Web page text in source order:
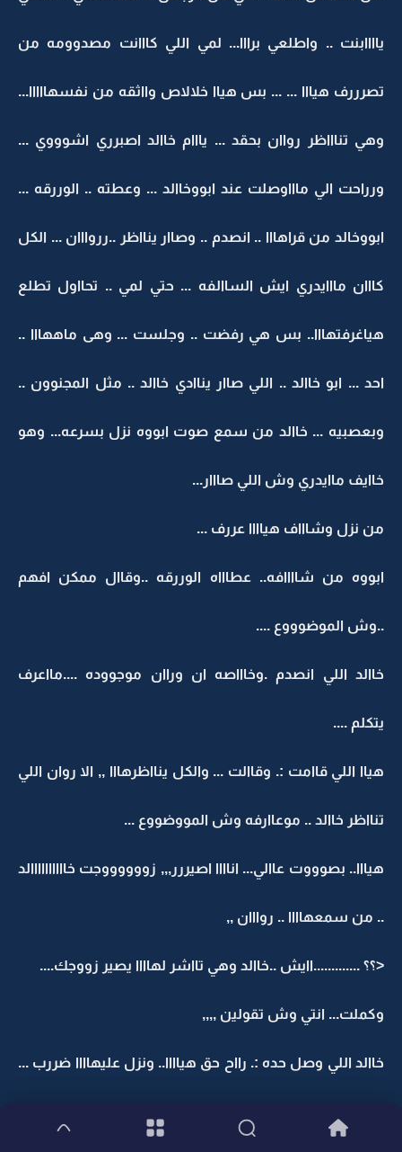
ياااابنت .. واطلعي برااا... لمي اللي كااانت مصدوومه من
تصرررف هيااا ... ... بس هياا خلالاص وااثقه من نفسهااااا...
وهي تناااظر رواان بحقد ... يااام خاالد اصبرري اشوووي ...
ورراحت الي ماااوصلت عند ابووخاالد ... وعطته .. الوررقه ...
ابووخالد من قراهااا .. انصدم .. وصاار ينااظر ..رروااان ... الكل
كااان مااايدري ايش الساالفه ... حتي لمي .. تحااول تطلع
هياغرفتهااا.. بس هي رفضت .. وجلست ... وهى ماههااا ..
احد ... ابو خاالد .. اللي صاار يناادي خاالد .. مثل المجنوون ..
وبعصبيه ... خاالد من سمع صوت ابووه نزل بسرعه... وهو
خاايف ماايدري وش اللي صااار...
من نزل وشاااف هياااا عررف ...
ابووه من شاااافه.. عطاااه الوررقه ..وقاال ممكن افهم
..وش الموضوووع ....
خاالد اللي انصدم .وخاااصه ان وراان موجووده ....مااعرف
يتكلم ....
هياا اللي قاامت :. وقاالت ... والكل ينااظرهااا ,, الا روان اللي
تنااظر خاالد .. موعاارفه وش المووضووع ...
هيااا.. بصوووت عاالي... اناااا اصيررر,,, زووووووجت خاااااااااالد
.. من سمعهاااا .. روااان ,,
<؟؟ .............اايش ..خاالد وهي تااشر لهاااا يصير زووجك....
وكملت... انتي وش تقولين ,,,,
خاالد اللي وصل حده :. رااح حق هياااا.. ونزل عليهاااا ضررب ...